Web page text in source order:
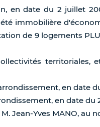
en date du 2 juillet
immobilière
de 9 logements
territoriales,
en date
en date du
Jean-Yves MANO, au